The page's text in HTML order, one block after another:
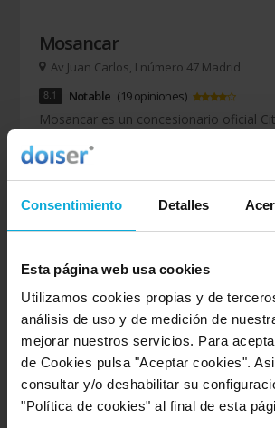
Consentimiento Detalles
Esta página web usa cookies
Utilizamos cookies propias y de
análisis de uso y de medición de
mejorar nuestros servicios. Para
de Cookies pulsa "Aceptar cookies".
consultar y/o deshabilitar su
"Política de cookies" al final de esta
Mosancar
Av Juan Carlos, I número 47 Madrid
8.1 Notable (19 opiniones)
Mosancar es un concesionario oficial
servicios de mantenimiento y taller al
(Empresa de renting citroën)
4 ofertas